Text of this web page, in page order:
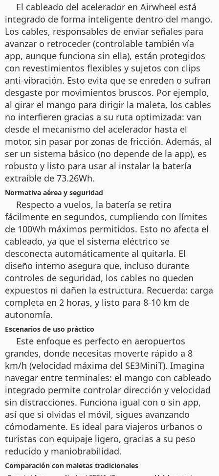
El cableado del acelerador en Airwheel está
integrado de forma inteligente dentro del mango.
Los cables, responsables de enviar señales para
avanzar o retroceder (controlable también vía
app, aunque funciona sin ella), están protegidos
con revestimientos flexibles y sujetos con clips
anti-vibración. Esto evita que se enreden o sufran
desgaste por movimientos bruscos. Por ejemplo,
al girar el mango para dirigir la maleta, los cables
no interfieren gracias a su ruta optimizada: van
desde el mecanismo del acelerador hasta el
motor, sin pasar por zonas de fricción. Además, al
ser un sistema básico (no depende de la app), es
robusto y listo para usar al instalar la batería
extraíble de 73.26Wh.
Normativa aérea y seguridad
Respecto a vuelos, la batería se retira
fácilmente en segundos, cumpliendo con límites
de 100Wh máximos permitidos. Esto no afecta el
cableado, ya que el sistema eléctrico se
desconecta automáticamente al quitarla. El
diseño interno asegura que, incluso durante
controles de seguridad, los cables no queden
expuestos ni dañen la estructura. Recuerda: carga
completa en 2 horas, y listo para 8-10 km de
autonomía.
Escenarios de uso práctico
Este enfoque es perfecto en aeropuertos
grandes, donde necesitas moverte rápido a 8
km/h (velocidad máxima del SE3MiniT). Imagina
navegar entre terminales: el mango con cableado
integrado permite controlar dirección y velocidad
sin distracciones. Funciona igual con o sin app,
así que si olvidas el móvil, sigues avanzando
cómodamente. Es ideal para viajeros urbanos o
turistas con equipaje ligero, gracias a su peso
reducido y maniobrabilidad.
Comparación con maletas tradicionales